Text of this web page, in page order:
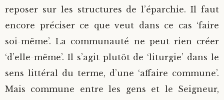
reposer sur les structures de l’éparchie. Il faut
encore préciser ce que veut dans ce cas ‘faire
soi-même’. La communauté ne peut rien créer
‘d’elle-même’. Il s’agit plutôt de ‘liturgie’ dans le
sens littéral du terme, d’une ‘affaire commune’.
Mais commune entre les gens et le Seigneur,